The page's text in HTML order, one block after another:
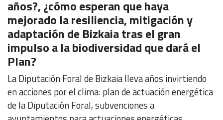
años?, ¿cómo esperan que haya
mejorado la resiliencia, mitigación y
adaptación de Bizkaia tras el gran
impulso a la biodiversidad que dará el
Plan?
La Diputación Foral de Bizkaia lleva años invirtiendo
en acciones por el clima: plan de actuación energética
de la Diputación Foral, subvenciones a